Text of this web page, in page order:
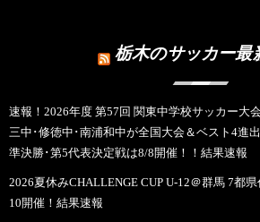
栃木のサッカー最
速報！2026年度 第57回 関東中学校サッカー大
三中･修徳中･南浦和中が全国大会＆ベスト4進
準決勝･第5代表決定戦は8/8開催！！結果速報
2026夏休みCHALLENGE CUP U-12＠群馬 7都
10開催！結果速報